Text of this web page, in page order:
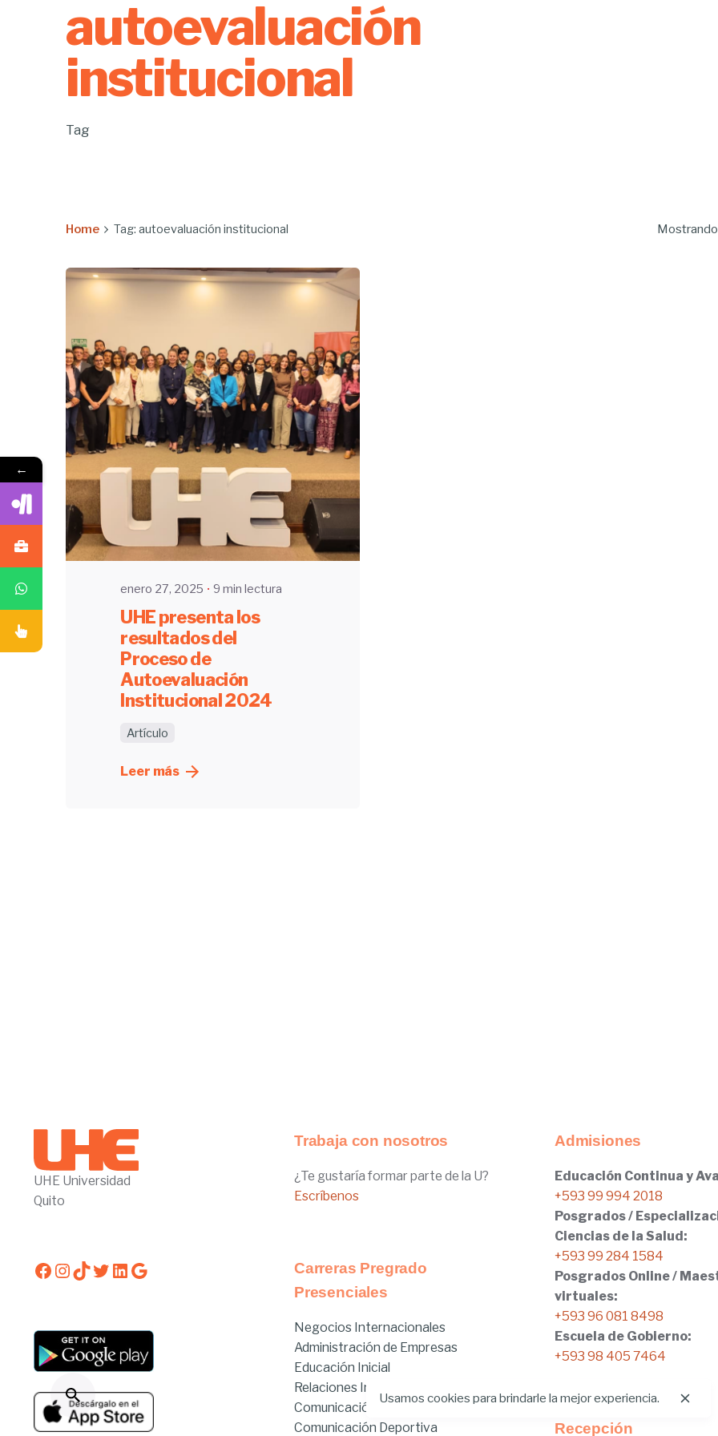
autoevaluación
institucional
Tag
Home Tag: autoevaluación institucional
Enviado por
UHE
enero 27, 2025 9 min lectura
UHE presenta los
resultados del
Proceso de
Autoevaluación
Institucional 2024
Artículo
Leer más
UHE Universidad
Quito
Facebook
Instagram
TikTok
Twitter
LinkedIn
Google
Trabaja con nosotros
¿Te gustaría formar parte de la U?
Escríbenos
Carreras Pregrado
Presenciales
Negocios Internacionales
Administración de Empresas
Educación Inicial
Relaciones Internacionales
Comunicación
Comunicación Deportiva
Admisiones
Educación Continua y
+593 99 994 2018
Posgrados /
Ciencias de la Salud:
+593 99 284 1584
Posgrados Online /
virtuales:
+593 96 081 8498
Escuela de Gobierno:
+593 98 405 7464
Recepción
Usamos cookies para brindarle la mejor experiencia.
←